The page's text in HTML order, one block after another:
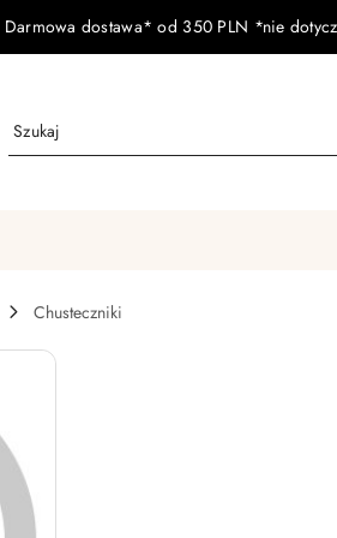
Darmowa dostawa* od 350 PLN *nie
Chusteczniki